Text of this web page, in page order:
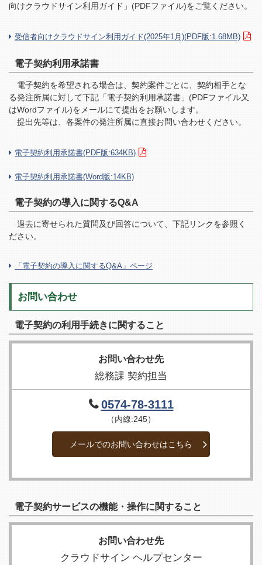
向けクラウドサイン利用ガイド」(PDFファイル)をご覧ください。
受信者向けクラウドサイン利用ガイド(2025年1月)(PDF版:1.68MB)
電子契約利用承諾書
電子契約を希望される場合は、契約案件ごとに、契約相手とな
る発注所属に対して下記「電子契約利用承諾書」(PDFファイル又
はWordファイル)をメールにて提出をお願いします。
提出先等は、各案件の発注所属に直接お問い合わせください。
電子契約利用承諾書(PDF版:634KB)
電子契約利用承諾書(Word版:14KB)
電子契約の導入に関するQ&A
過去に寄せられた質問及び回答について、下記リンクを参照く
ださい。
「電子契約の導入に関するQ&A」ページ
お問い合わせ
電子契約の利用手続きに関すること
お問い合わせ先
総務課 契約担当
0574-78-3111
（内線:245）
メールでのお問い合わせはこちら
電子契約サービスの機能・操作に関すること
お問い合わせ先
クラウドサイン ヘルプセンター